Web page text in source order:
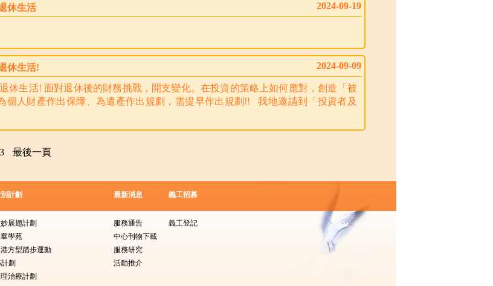
休生活 2024-09-19
休生活! 2024-09-09
休生活! 面對退休後的財務挑戰，開支變化。在投資的策略上如何應對，創造「被
個人財產作出保障、為遺產作出規劃，需提早作出規劃!! 我地邀請到「投資者及
3 最後一頁
計劃
展翅計劃
學苑
方型踏步運動
劃
治療計劃
最新消息
服務通告
中心刊物下載
服務研究
活動推介
義工招募
義工登記